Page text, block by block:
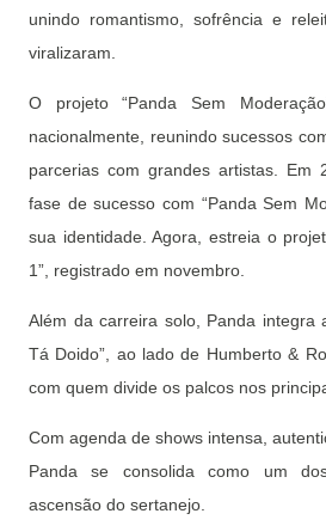
unindo romantismo, sofrência e
viralizaram.
O projeto “Panda Sem
nacionalmente, reunindo sucessos
parcerias com grandes artistas. Em
fase de sucesso com “Panda Sem
sua identidade. Agora, estreia o
1”, registrado em novembro.
Além da carreira solo, Panda integra
Tá Doido”, ao lado de Humberto &
com quem divide os palcos nos
Com agenda de shows intensa,
Panda se consolida como um
ascensão do sertanejo.